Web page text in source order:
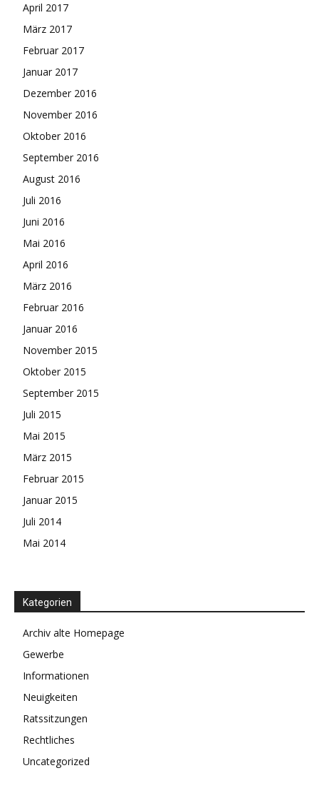
April 2017
März 2017
Februar 2017
Januar 2017
Dezember 2016
November 2016
Oktober 2016
September 2016
August 2016
Juli 2016
Juni 2016
Mai 2016
April 2016
März 2016
Februar 2016
Januar 2016
November 2015
Oktober 2015
September 2015
Juli 2015
Mai 2015
März 2015
Februar 2015
Januar 2015
Juli 2014
Mai 2014
Kategorien
Archiv alte Homepage
Gewerbe
Informationen
Neuigkeiten
Ratssitzungen
Rechtliches
Uncategorized